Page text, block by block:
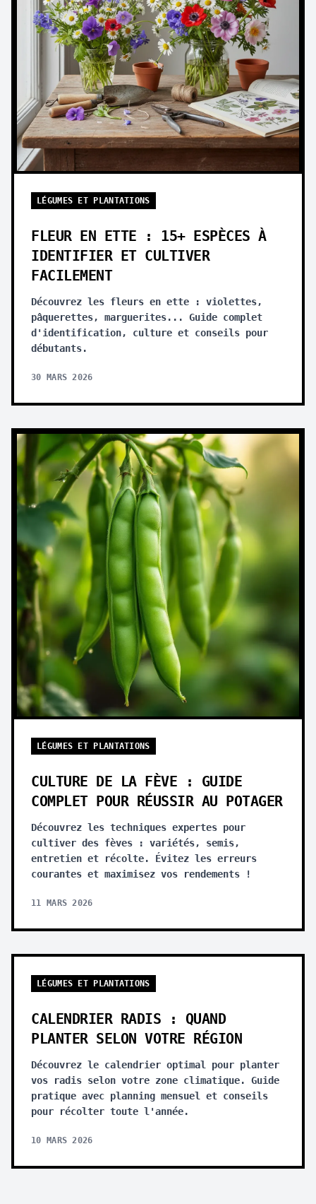
LÉGUMES ET PLANTATIONS
FLEUR EN ETTE : 15+ ESPÈCES À
IDENTIFIER ET CULTIVER
FACILEMENT
Découvrez les fleurs en ette : violettes,
pâquerettes, marguerites... Guide complet
d'identification, culture et conseils pour
débutants.
30 MARS 2026
LÉGUMES ET PLANTATIONS
CULTURE DE LA FÈVE : GUIDE
COMPLET POUR RÉUSSIR AU POTAGER
Découvrez les techniques expertes pour
cultiver des fèves : variétés, semis,
entretien et récolte. Évitez les erreurs
courantes et maximisez vos rendements !
11 MARS 2026
LÉGUMES ET PLANTATIONS
CALENDRIER RADIS : QUAND
PLANTER SELON VOTRE RÉGION
Découvrez le calendrier optimal pour planter
vos radis selon votre zone climatique. Guide
pratique avec planning mensuel et conseils
pour récolter toute l'année.
10 MARS 2026